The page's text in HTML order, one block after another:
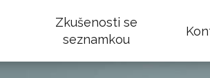
Zkušenosti se
seznamkou